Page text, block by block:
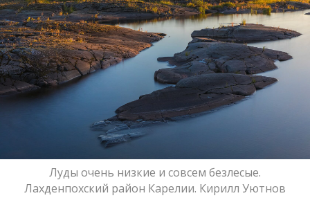
Луды очень низкие и совсем безлесые.
Лахденпохский район Карелии. Кирилл Уютнов